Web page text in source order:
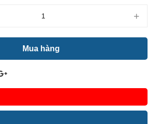
+
Mua hàng